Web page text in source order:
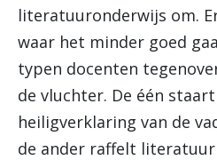
literatuuronderwijs om.
waar het minder goed
typen docenten
de vluchter. De één
heiligverklaring van de
de ander raffelt